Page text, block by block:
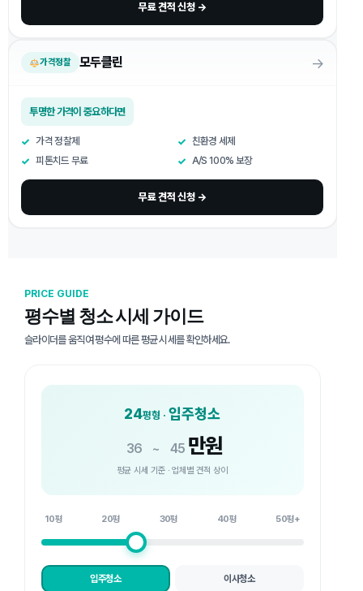
무료 견적 신청 →
가격정찰 모두클린 →
투명한 가격이 중요하다면
가격 정찰제
친환경 세제
피톤치드 무료
A/S 100% 보장
무료 견적 신청 →
PRICE GUIDE
평수별 청소 시세 가이드
슬라이더를 움직여 평수에 따른 평균 시세를 확인하세요.
24평형 ·입주청소
36 ~ 45 만원
평균 시세 기준 · 업체별 견적 상이
10평 20평 30평 40평 50평+
입주청소 이사청소